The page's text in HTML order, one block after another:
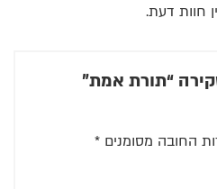
חוות דעת.
“תורת אמת”
החובה מסומנים *